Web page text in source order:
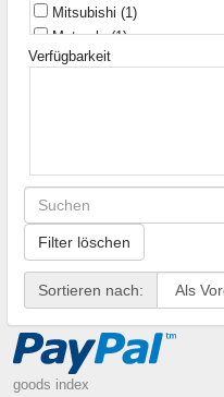
Mitsubishi (1)
Motorola(1)
Shukat(1)
Verfügbarkeit
Filter löschen
Sortieren nach:
goods index